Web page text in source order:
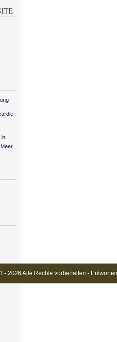
in
- 2026 Alle Rechte vorbehalten -